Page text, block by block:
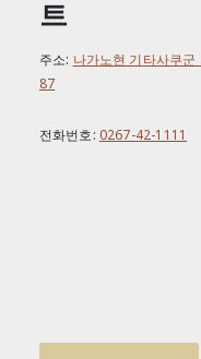
트
주소: 나가노현 기타사쿠
87
전화번호: 0267-42-1111